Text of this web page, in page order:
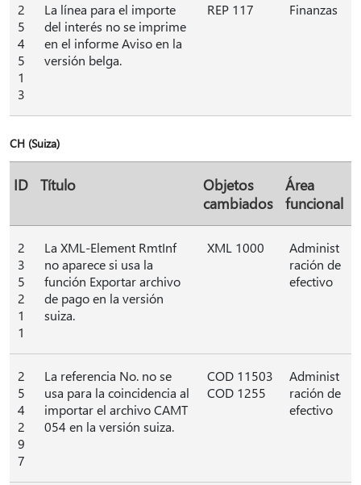
2
5
4
5
1
3
La línea para el importe
del interés no se imprime
en el informe Aviso en la
versión belga.
REP 117 Finanzas
CH (Suiza)
ID Título
Objetos
cambiados
Área
funcional
2
3
5
2
1
1
La XML-Element RmtInf
no aparece si usa la
función Exportar archivo
de pago en la versión
suiza.
XML 1000
Administ
ración de
efectivo
2
5
4
2
9
7
La referencia No. no se
usa para la coincidencia al
importar el archivo CAMT
054 en la versión suiza.
COD 11503
COD 1255
Administ
ración de
efectivo